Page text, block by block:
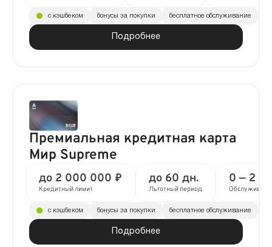
Подробнее
с кэшбеком бонусы за покупки бесплатное обслуживание
Премиальная кредитная карта
Мир Supreme
до 2 000 000 ₽
Кредитный лимит
до 60 дн.
Льготный период
0 — 2
Подробнее
с кэшбеком бонусы за покупки бесплатное обслуживание